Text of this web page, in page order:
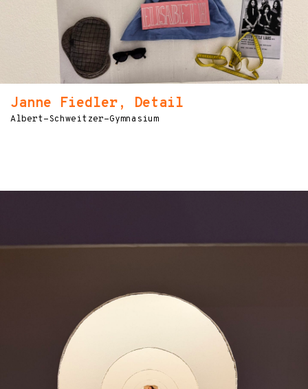
Janne Fiedler, Detail
Albert-Schweitzer-Gymnasium